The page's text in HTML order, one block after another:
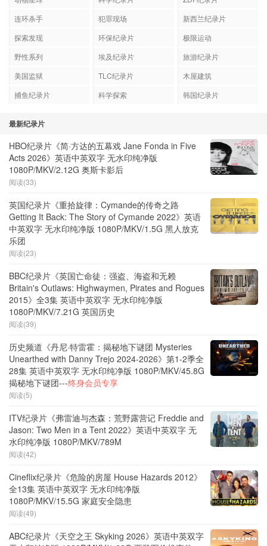
连环杀手
犯罪现场
新西兰纪录片
探索发现
环保纪录片
极限运动
野性系列
埃及纪录片
旅游纪录片
美国监狱
TLC纪录片
木屋建筑
捕鱼纪录片
科学探索 韩国纪录片
最新纪录片
HBO纪录片《简·方达的五幕戏 Jane Fonda in Five
Acts 2026》英语中英双字 无水印纯净版
1080P/MKV/2.12G 奥斯卡影后
阅读(33)
英国纪录片《重拾旋律：Cymande的传奇之路
Getting It Back: The Story of Cymande 2022》英语
中英双字 无水印纯净版 1080P/MKV/1.5G 黑人放克
乐团
阅读(23)
BBC纪录片《英国亡命徒：强盗、海盗和无赖
Britain's Outlaws: Highwaymen, Pirates and Rogues
2015》全3集 英语中英双字 无水印纯净版
1080P/MKV/7.21G 英国历史
阅读(39)
历史频道《丹尼·特雷霍：揭秘地下谜团 Mysteries
Unearthed with Danny Trejo 2024-2026》第1-2季全
28集 英语中英双字 无水印纯净版 1080P/MKV/45.8G
揭秘地下谜团---终身会员专享
阅读(5)
ITV纪录片《弗雷迪与杰森：荒野露营记 Freddie and
Jason: Two Men in a Tent 2022》英语中英双字 无
水印纯净版 1080P/MKV/789M
阅读(42)
Cineflix纪录片《危险的房屋 House Hazards 2012》
全13集 英语中英双字 无水印纯净版
1080P/MKV/15.5G 家庭安全隐患
阅读(49)
ABC纪录片《天空之王 Skyking 2026》英语中英双字